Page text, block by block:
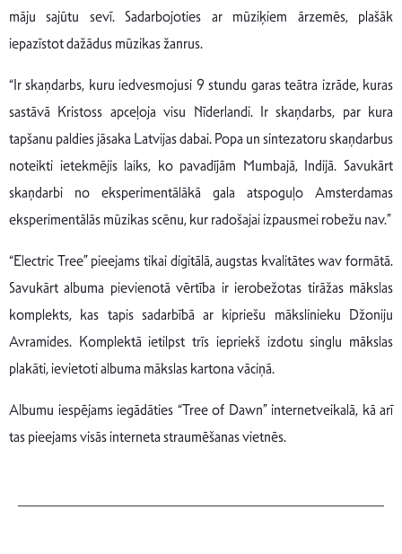
māju sajūtu sevī. Sadarbojoties ar mūziķiem ārzemēs, plašāk
iepazīstot dažādus mūzikas žanrus.
“Ir skaņdarbs, kuru iedvesmojusi 9 stundu garas teātra izrāde, kuras
sastāvā Kristoss apceļoja visu Nīderlandi. Ir skaņdarbs, par kura
tapšanu paldies jāsaka Latvijas dabai. Popa un sintezatoru skaņdarbus
noteikti ietekmējis laiks, ko pavadījām Mumbajā, Indijā. Savukārt
skaņdarbi no eksperimentālākā gala atspoguļo Amsterdamas
eksperimentālās mūzikas scēnu, kur radošajai izpausmei robežu nav.”
“Electric Tree” pieejams tikai digitālā, augstas kvalitātes wav formātā.
Savukārt albuma pievienotā vērtība ir ierobežotas tirāžas mākslas
komplekts, kas tapis sadarbībā ar kipriešu mākslinieku Džoniju
Avramides. Komplektā ietilpst trīs iepriekš izdotu singlu mākslas
plakāti, ievietoti albuma mākslas kartona vāciņā.
Albumu iespējams iegādāties “Tree of Dawn” internetveikalā, kā arī
tas pieejams visās interneta straumēšanas vietnēs.